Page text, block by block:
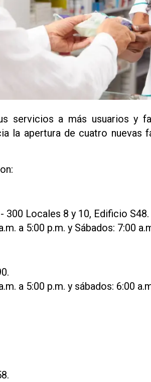
servicios a más usuarios y
la apertura de cuatro nuevas
300 Locales 8 y 10, Edificio S48.
a 5:00 p.m. y Sábados: 7:00
a 5:00 p.m. y sábados: 6:00